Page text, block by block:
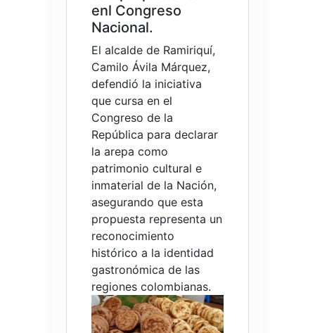
enl Congreso
Nacional.
El alcalde de Ramiriquí,
Camilo Ávila Márquez,
defendió la iniciativa
que cursa en el
Congreso de la
República para declarar
la arepa como
patrimonio cultural e
inmaterial de la Nación,
asegurando que esta
propuesta representa un
reconocimiento
histórico a la identidad
gastronómica de las
regiones colombianas.